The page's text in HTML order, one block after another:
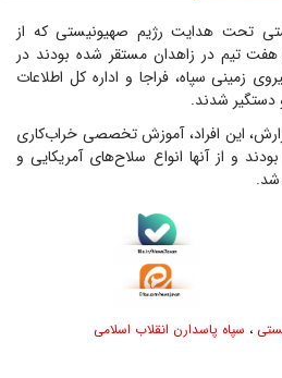
تحت هدایت رژیم صهیونیستی که از
تیم در زاهدان مستقر شده بودند در
زمینی سپاه،‌ فراجا و اداره کل اطلاعات
دستگیر شدند.
این افراد، آموزش تخصصی خراب‌کاری
و از آنها انواع سلاح‌های آمریکایی و
شد.
، سپاه پاسدارن انقلاب اسلامی